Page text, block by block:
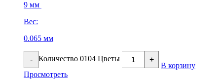
9 мм
Вес:
0.065 мм
- Количество 0104 Цветы +
В корзину
Просмотреть